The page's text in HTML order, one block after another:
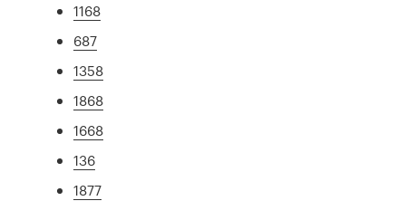
1168
687
1358
1868
1668
136
1877